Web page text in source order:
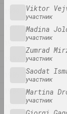
Viktor
участник
Madina
участник
Zumrad
участник
Saodat
участник
Martina
участник